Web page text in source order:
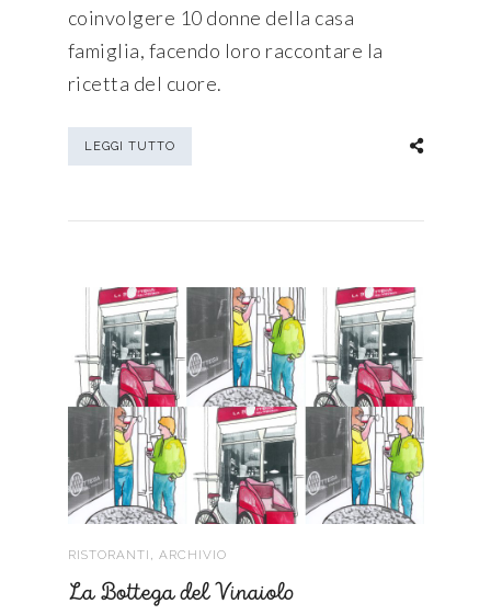
coinvolgere 10 donne della casa
famiglia, facendo loro raccontare la
ricetta del cuore.
LEGGI TUTTO
RISTORANTI , ARCHIVIO
La Bottega del Vinaiolo